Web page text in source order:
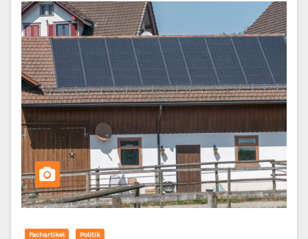
Fachartikel Politik